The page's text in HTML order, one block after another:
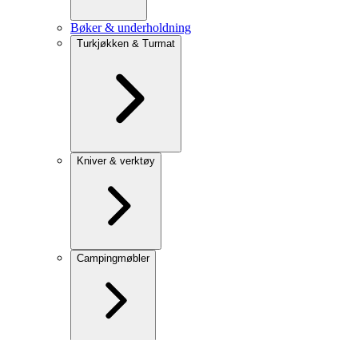
Bøker & underholdning
Turkjøkken & Turmat
Kniver & verktøy
Campingmøbler